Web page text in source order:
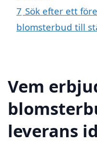
7 Sök efter ett
blomsterbud till
Vem
leverans